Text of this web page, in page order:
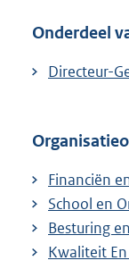
Onderdeel
Directeur-
Financiën
School en
Besturing
Kwaliteit